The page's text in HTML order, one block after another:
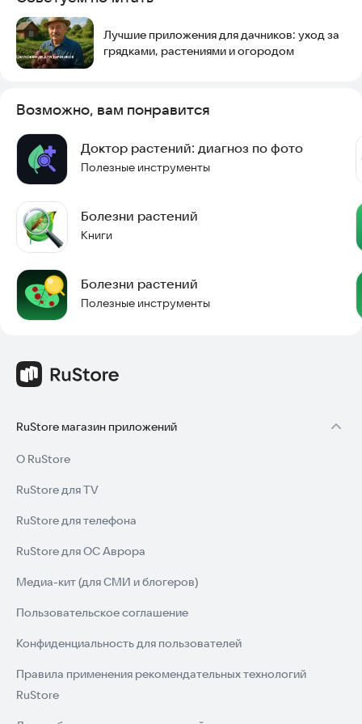
без интернета, поэтому вы можете использовать его в
любое время.
Установите Болезни растений и получите доступ к полезной
информации о болезнях растений. Это удобный способ
Сделайте ваш сад здоровым и красивым с помощью этого
приложения.
Лучшие приложения для дачников: уход за
грядками, растениями и огородом
Возможно, вам понравится
Доктор растений: диагноз по фото
Полезные инструменты
Болезни растений
Книги
Болезни растений
Полезные инструменты
RuStore магазин приложений
О RuStore
RuStore для TV
RuStore для телефона
RuStore для ОС Аврора
Медиа-кит (для СМИ и блогеров)
Пользовательское соглашение
Конфиденциальность для пользователей
Правила применения рекомендательных технологий
RuStore